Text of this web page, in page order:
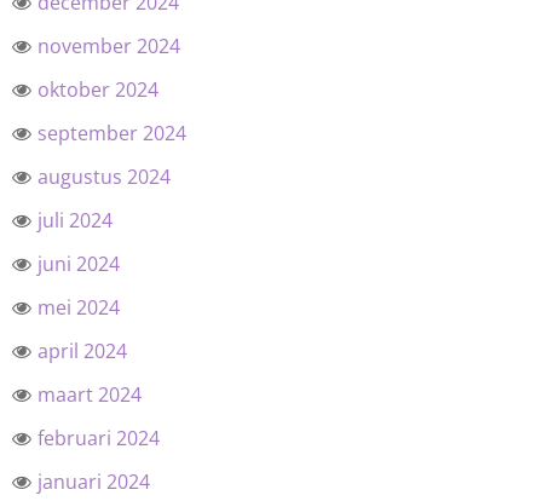
november 2024
oktober 2024
september 2024
augustus 2024
juli 2024
juni 2024
mei 2024
april 2024
maart 2024
februari 2024
januari 2024